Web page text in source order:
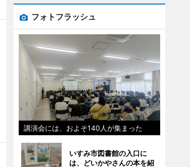
フォトフラッシュ
講演会には、およそ140人が集まった
いすみ市図書館の入口に
は、どいかやさんの本を紹